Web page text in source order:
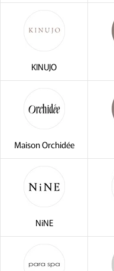
KINUJO
Maison Orchidée
NiNE